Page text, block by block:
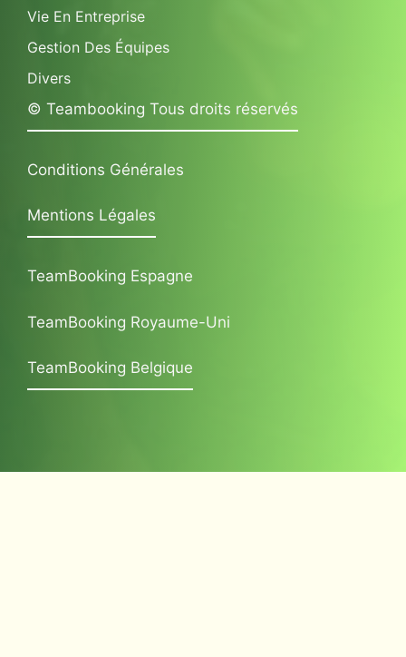
Vie En Entreprise
Gestion Des Équipes
Divers
© Teambooking Tous droits réservés
Conditions Générales
Mentions Légales
TeamBooking Espagne
TeamBooking Royaume-Uni
TeamBooking Belgique